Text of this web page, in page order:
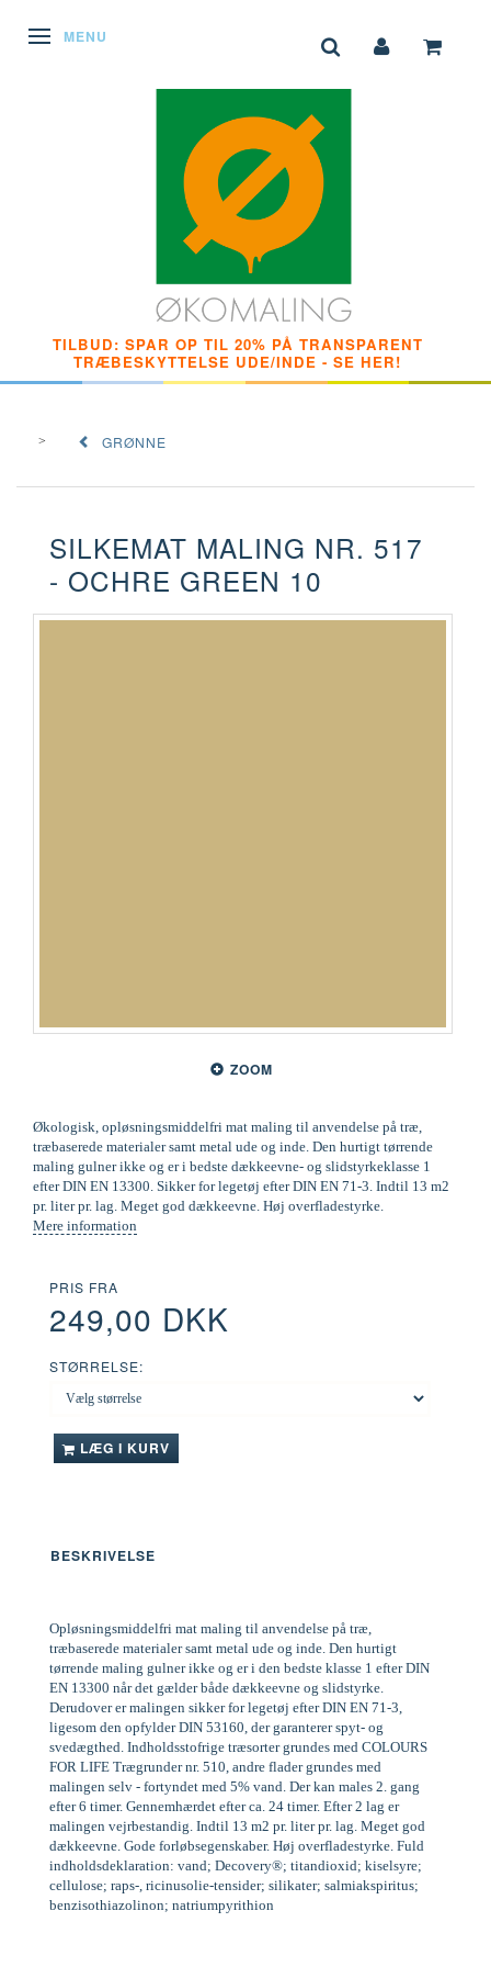
SKIFTE NAVIGATION
MENU
TILBUD: SPAR OP TIL 20% PÅ TRANSPARENT
TRÆBESKYTTELSE UDE/INDE - SE HER!
GRØNNE
SILKEMAT MALING NR. 517
- OCHRE GREEN 10
ZOOM
Økologisk, opløsningsmiddelfri mat maling til anvendelse på træ,
træbaserede materialer samt metal ude og inde. Den hurtigt tørrende
maling gulner ikke og er i bedste dækkeevne- og slidstyrkeklasse 1
efter DIN EN 13300. Sikker for legetøj efter DIN EN 71-3. Indtil 13 m2
pr. liter pr. lag. Meget god dækkeevne. Høj overfladestyrke.
Mere information
PRIS FRA
249,00 DKK
STØRRELSE:
LÆG I KURV
BESKRIVELSE
Opløsningsmiddelfri mat maling til anvendelse på træ,
træbaserede materialer samt metal ude og inde. Den hurtigt
tørrende maling gulner ikke og er i den bedste klasse 1 efter DIN
EN 13300 når det gælder både dækkeevne og slidstyrke.
Derudover er malingen sikker for legetøj efter DIN EN 71-3,
ligesom den opfylder DIN 53160, der garanterer spyt- og
svedægthed. Indholdsstofrige træsorter grundes med COLOURS
FOR LIFE Trægrunder nr. 510, andre flader grundes med
malingen selv - fortyndet med 5% vand. Der kan males 2. gang
efter 6 timer. Gennemhærdet efter ca. 24 timer. Efter 2 lag er
malingen vejrbestandig. Indtil 13 m2 pr. liter pr. lag. Meget god
dækkeevne. Gode forløbsegenskaber. Høj overfladestyrke. Fuld
indholdsdeklaration: vand; Decovery®; titandioxid; kiselsyre;
cellulose; raps-, ricinusolie-tensider; silikater; salmiakspiritus;
benzisothiazolinon; natriumpyrithion